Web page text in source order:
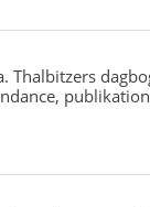
Thalbitzers